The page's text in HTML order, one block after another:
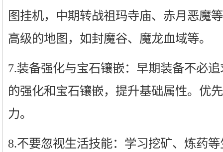
图挂机，中期转战祖玛寺庙、赤月恶魔
高级的地图，如封魔谷、魔龙血域等。
7.装备强化与宝石镶嵌：早期装备不必
的强化和宝石镶嵌，提升基础属性。优
力。
8.不要忽视生活技能：学习挖矿、炼药